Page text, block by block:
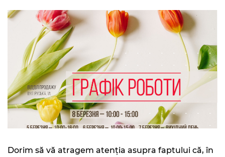
Dorim să vă atragem atenția asupra faptului că, în